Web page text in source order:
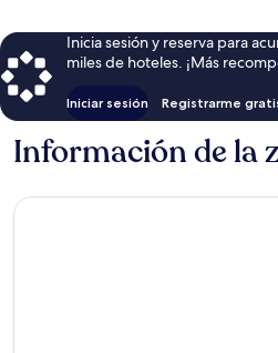
Inicia sesión y reserva para
miles de hoteles. ¡Más
Iniciar sesión Registrarme
Información de la